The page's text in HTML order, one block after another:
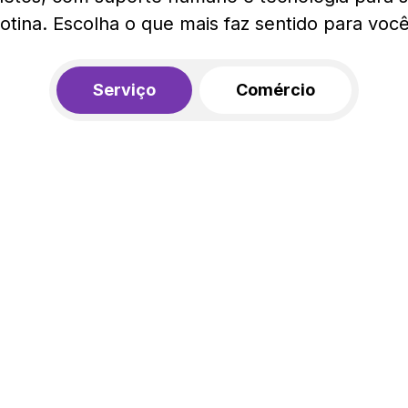
Escolha o que mais faz sentido para
Serviço Comércio